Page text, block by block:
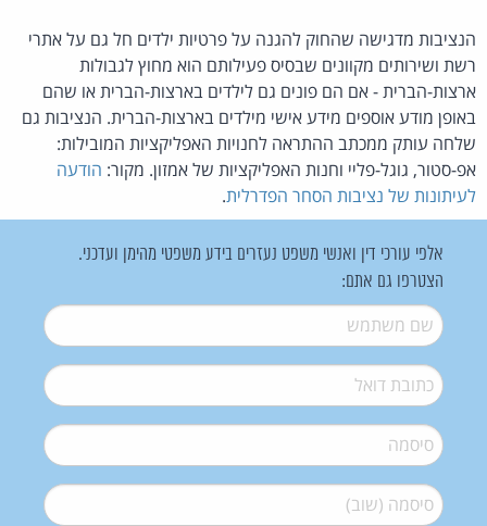
הנציבות מדגישה שהחוק להגנה על פרטיות ילדים חל גם על אתרי
רשת ושירותים מקוונים שבסיס פעילותם הוא מחוץ לגבולות
ארצות-הברית - אם הם פונים גם לילדים בארצות-הברית או שהם
באופן מודע אוספים מידע אישי מילדים בארצות-הברית. הנציבות גם
שלחה עותק ממכתב ההתראה לחנויות האפליקציות המובילות:
אפ-סטור, גוגל-פליי וחנות האפליקציות של אמזון. מקור: הודעה
לעיתונות של נציבות הסחר הפדרלית.
אלפי עורכי דין ואנשי משפט נעזרים בידע משפטי מהימן ועדכני.
הצטרפו גם אתם:
שם משתמש*
דואל*
סיסמה*
סיסמה (שוב)*